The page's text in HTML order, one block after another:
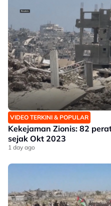
VIDEO TERKINI & POPULAR
Kekejaman Zionis: 82
sejak Okt 2023
1 day ago